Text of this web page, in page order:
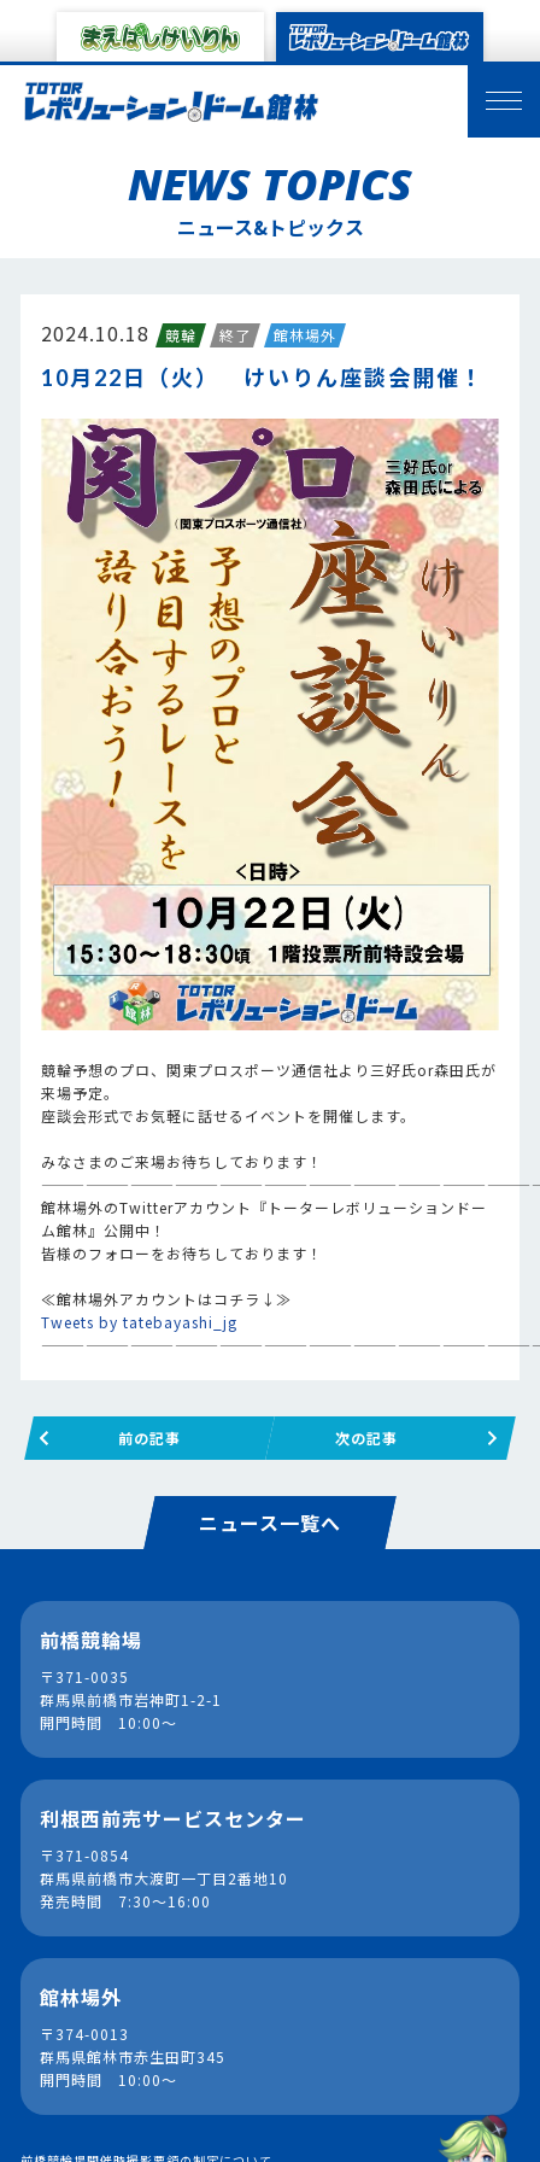
NEWS TOPICS
ニュース&トピックス
2024.10.18 競輪 終了 館林場外
10月22日（火） けいりん座談会開催！
競輪予想のプロ、関東プロスポーツ通信社より三好氏or森田氏が
来場予定。
座談会形式でお気軽に話せるイベントを開催します。
みなさまのご来場お待ちしております！
館林場外のTwitterアカウント『トーターレボリューションドー
ム館林』公開中！
皆様のフォローをお待ちしております！
≪館林場外アカウントはコチラ↓≫
Tweets by tatebayashi_jg
前の記事 次の記事
ニュース一覧へ
前橋競輪場
〒371-0035
群馬県前橋市岩神町1-2-1
開門時間 10:00～
利根西前売サービスセンター
〒371-0854
群馬県前橋市大渡町一丁目2番地10
発売時間 7:30～16:00
館林場外
〒374-0013
群馬県館林市赤生田町345
開門時間 10:00～